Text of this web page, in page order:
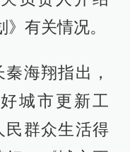
》有关情况。
海翔指出，
城市更新工
民群众生活得